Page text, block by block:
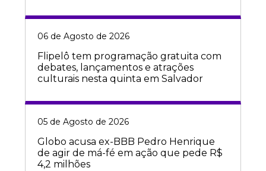
06 de Agosto de 2026
Flipelô tem programação gratuita com
debates, lançamentos e atrações
culturais nesta quinta em Salvador
05 de Agosto de 2026
Globo acusa ex-BBB Pedro Henrique
de agir de má-fé em ação que pede R$
4,2 milhões